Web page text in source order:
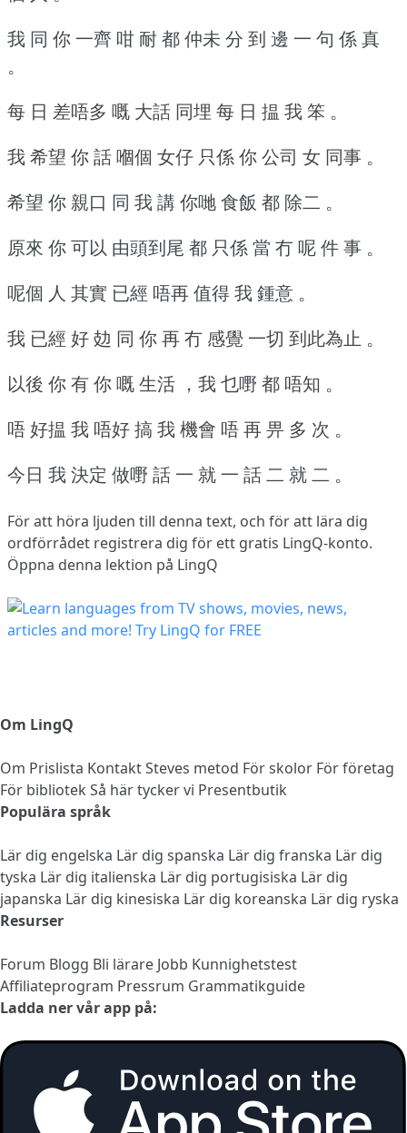
我 同 你 一齊 咁 耐 都 仲未 分 到 邊 一 句 係 真
。
每 日 差唔多 嘅 大話 同埋 每 日 揾 我 笨 。
我 希望 你 話 嗰個 女仔 只係 你 公司 女 同事 。
希望 你 親口 同 我 講 你哋 食飯 都 除二 。
原來 你 可以 由頭到尾 都 只係 當 冇 呢 件 事 。
呢個 人 其實 已經 唔再 值得 我 鍾意 。
我 已經 好 攰 同 你 再 冇 感覺 一切 到此為止 。
以後 你 有 你 嘅 生活 ，我 乜嘢 都 唔知 。
唔 好揾 我 唔好 搞 我 機會 唔 再 畀 多 次 。
今日 我 決定 做嘢 話 一 就 一 話 二 就 二 。
För att höra ljuden till denna text, och för att lära dig
ordförrådet registrera dig för ett gratis LingQ-konto.
Öppna denna lektion på LingQ
Om LingQ
Om Prislista KontaktSteves metod För skolor För företag
För bibliotek Så här tycker vi Presentbutik
Populära språk
Lär dig engelska Lär dig spanska Lär dig franska Lär dig
tyska Lär dig italienska Lär dig portugisiska Lär dig
japanska Lär dig kinesiska Lär dig koreanska Lär dig ryska
Resurser
Forum Blogg Bli lärare Jobb Kunnighetstest
Affiliateprogram Pressrum Grammatikguide
Ladda ner vår app på: